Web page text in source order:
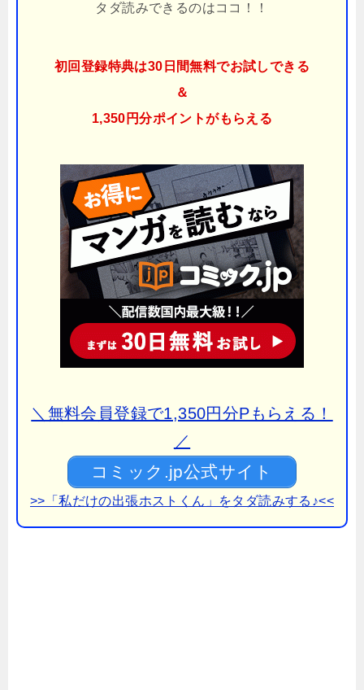
タダ読みできるのはココ！！
初回登録特典は30日間無料でお試しできる
＆
1,350円分ポイントがもらえる
＼無料会員登録で1,350円分Pもらえる！
／
コミック.jp公式サイト
>>「私だけの出張ホストくん」をタダ読みする♪<<